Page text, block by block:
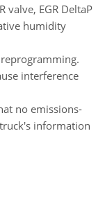
valve, EGR DeltaP
humidity
interference
no emissions-
information